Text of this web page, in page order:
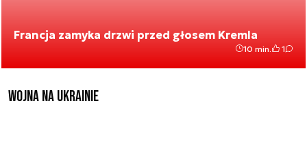
Francja zamyka drzwi przed głosem Kremla
10 min. 1
Wojna na Ukrainie